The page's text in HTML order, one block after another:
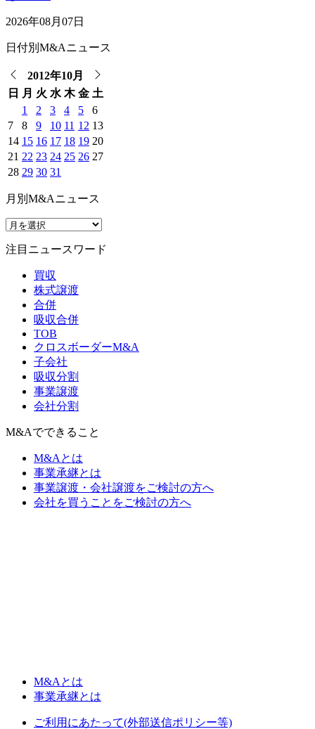
2026年08月07日
日付別M&Aニュース
2012年10月
日
月 火 水 木 金 土
1
2 3 4 5
6
7
8 9 10 11 12 13
14 15 16 17 18 19 20
21 22 23 24 25 26 27
28 29 30 31
月別M&Aニュース
注目ニュースワード
買収
株式譲渡
合併
吸収合併
TOB
クロスボーダーM&A
子会社
吸収分割
事業譲渡
会社分割
M&Aでできること
M&Aとは
事業承継とは
事業譲渡・会社譲渡をご検討の方へ
会社を買うことをご検討の方へ
M&Aとは
事業承継とは
ご利用にあたって(外部送信ポリシー等)